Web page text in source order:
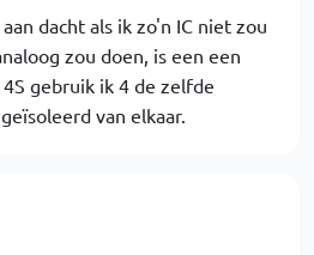
dacht als ik zo'n IC niet zou
zou doen, is een een
gebruik ik 4 de zelfde
van elkaar.